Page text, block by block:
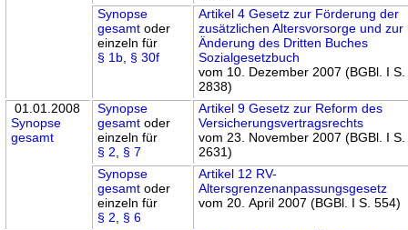
Synopse
gesamt oder
einzeln für
§ 1b § 30f
Artikel 4 Gesetz zur Förderung der
zusätzlichen Altersvorsorge und zur
Änderung des Dritten Buches
Sozialgesetzbuch
vom 10. Dezember 2007 (BGBl. I S.
2838)
01.01.2008
Synopse
gesamt
Synopse
gesamt oder
einzeln für
§ 2
§ 7
Artikel 9 Gesetz zur Reform des
Versicherungsvertragsrechts
vom 23. November 2007 (BGBl. I S.
2631)
Synopse
gesamt oder
einzeln für
§ 2
§ 6
Artikel 12 RV-
Altersgrenzenanpassungsgesetz
vom 20. April 2007 (BGBl. I S. 554)